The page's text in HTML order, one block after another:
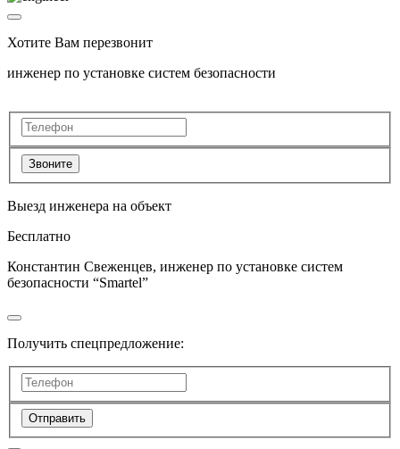
Хотите Вам перезвонит
инженер по установке систем безопасности
Звоните
Выезд инженера на объект
Бесплатно
Константин Свеженцев, инженер по установке систем
безопасности “Smartel”
Получить спецпредложение:
Отправить